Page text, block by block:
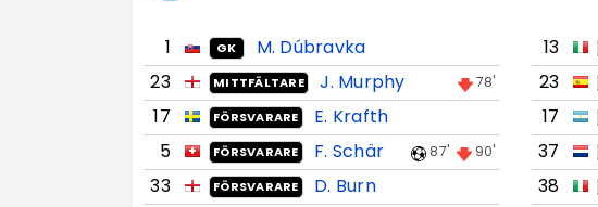
1 GK
M. Dúbravka
23
MITTFÄLTARE J. Murphy 78'
17 FÖRSVARARE
E. Krafth
5
FÖRSVARARE F. Schär 87' 90'
33 FÖRSVARARE
D. Burn
13
23
17
37
38